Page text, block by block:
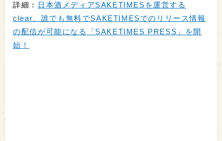
詳細：
日本酒メディアSAKETIMESを運営する
clear、誰でも無料でSAKETIMESでのリリース情報
の配信が可能になる「SAKETIMES PRESS」を開
始！